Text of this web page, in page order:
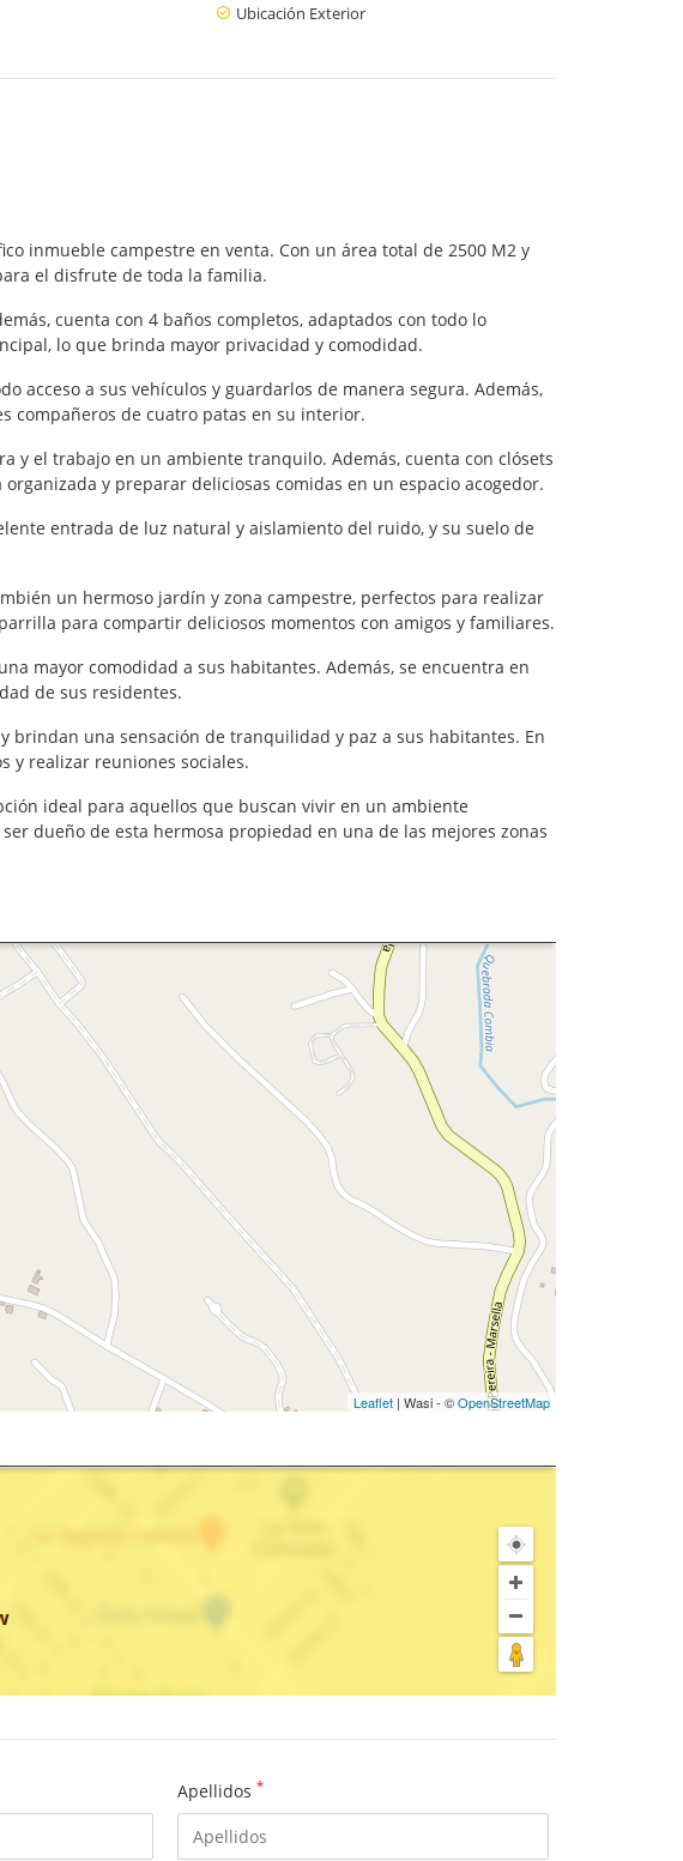
Ubicación Exterior
inmueble campestre en venta. Con un área total de 2500 M2 y
el disfrute de toda la familia.
cuenta con 4 baños completos, adaptados con todo lo
lo que brinda mayor privacidad y comodidad.
acceso a sus vehículos y guardarlos de manera segura. Además,
compañeros de cuatro patas en su interior.
y el trabajo en un ambiente tranquilo. Además, cuenta con clósets
y preparar deliciosas comidas en un espacio acogedor.
entrada de luz natural y aislamiento del ruido, y su suelo de
un hermoso jardín y zona campestre, perfectos para realizar
para compartir deliciosos momentos con amigos y familiares.
mayor comodidad a sus habitantes. Además, se encuentra en
de sus residentes.
brindan una sensación de tranquilidad y paz a sus habitantes. En
y realizar reuniones sociales.
ideal para aquellos que buscan vivir en un ambiente
dueño de esta hermosa propiedad en una de las mejores zonas
Leaflet | Wasi - ©OpenStreetMap
Apellidos *